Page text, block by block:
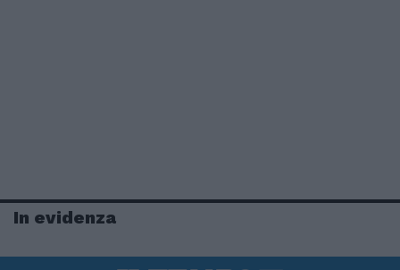
In evidenza